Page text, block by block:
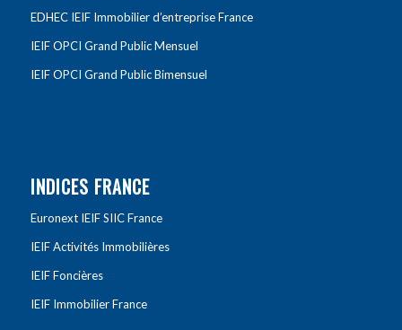
EDHEC IEIF Immobilier d’entreprise France
IEIF OPCI Grand Public Mensuel
IEIF OPCI Grand Public Bimensuel
INDICES FRANCE
Euronext IEIF SIIC France
IEIF Activités Immobilières
IEIF Foncières
IEIF Immobilier France